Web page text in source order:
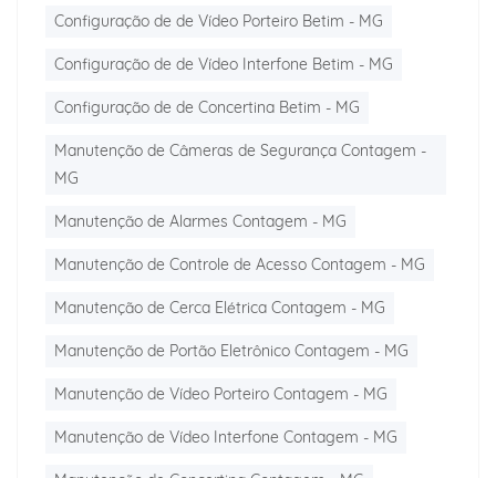
Configuração de de Vídeo Porteiro Betim - MG
Configuração de de Vídeo Interfone Betim - MG
Configuração de de Concertina Betim - MG
Manutenção de Câmeras de Segurança Contagem -
MG
Manutenção de Alarmes Contagem - MG
Manutenção de Controle de Acesso Contagem - MG
Manutenção de Cerca Elétrica Contagem - MG
Manutenção de Portão Eletrônico Contagem - MG
Manutenção de Vídeo Porteiro Contagem - MG
Manutenção de Vídeo Interfone Contagem - MG